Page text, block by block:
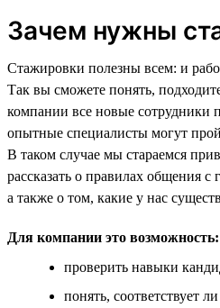
Зачем нужны
Стажировки полезны всем: и
Так вы сможете понять,
компании все новые сотрудники
опытные специалисты могут
В таком случае мы стараемся
рассказать о правилах общения с
а также о том, какие у нас
Для компании это возможность:
проверить навыки
понять, соответствует